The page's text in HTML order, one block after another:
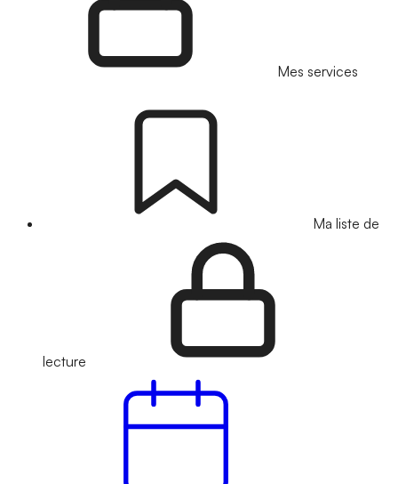
Mes services
Ma liste de
lecture